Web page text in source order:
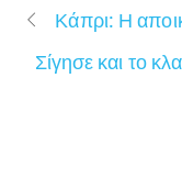
Κάπρι: Η
Σίγησε και το